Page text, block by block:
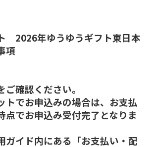
2026年ゆうゆうギフト東日本
項
ご確認ください。
でお申込みの場合は、お支払
点でお申込み受付完了となりま
ガイド内にある「お支払い・配